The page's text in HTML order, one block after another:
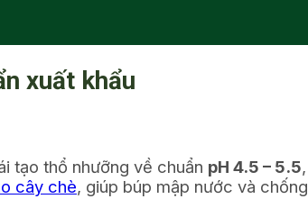
xuất khẩu
tạo thổ nhưỡng về chuẩn pH 4.5 – 5.5,
cây chè, giúp búp mập nước và chống